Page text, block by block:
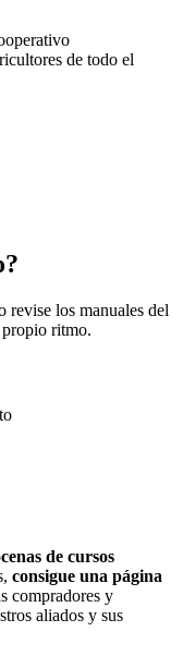
de todo el
revise los manuales del
ritmo.
de cursos
consigue una página
compradores y
aliados y sus